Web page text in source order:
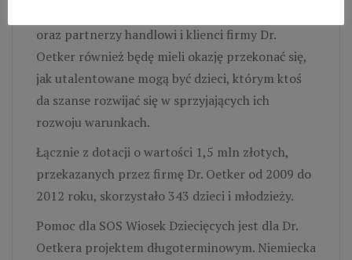
oraz partnerzy handlowi i klienci firmy Dr.
Oetker również będę mieli okazję przekonać się,
jak utalentowane mogą być dzieci, którym ktoś
da szanse rozwijać się w sprzyjających ich
rozwoju warunkach.
Łącznie z dotacji o wartości 1,5 mln złotych,
przekazanych przez firmę Dr. Oetker od 2009 do
2012 roku, skorzystało 343 dzieci i młodzieży.
Pomoc dla SOS Wiosek Dziecięcych jest dla Dr.
Oetkera projektem długoterminowym. Niemiecka